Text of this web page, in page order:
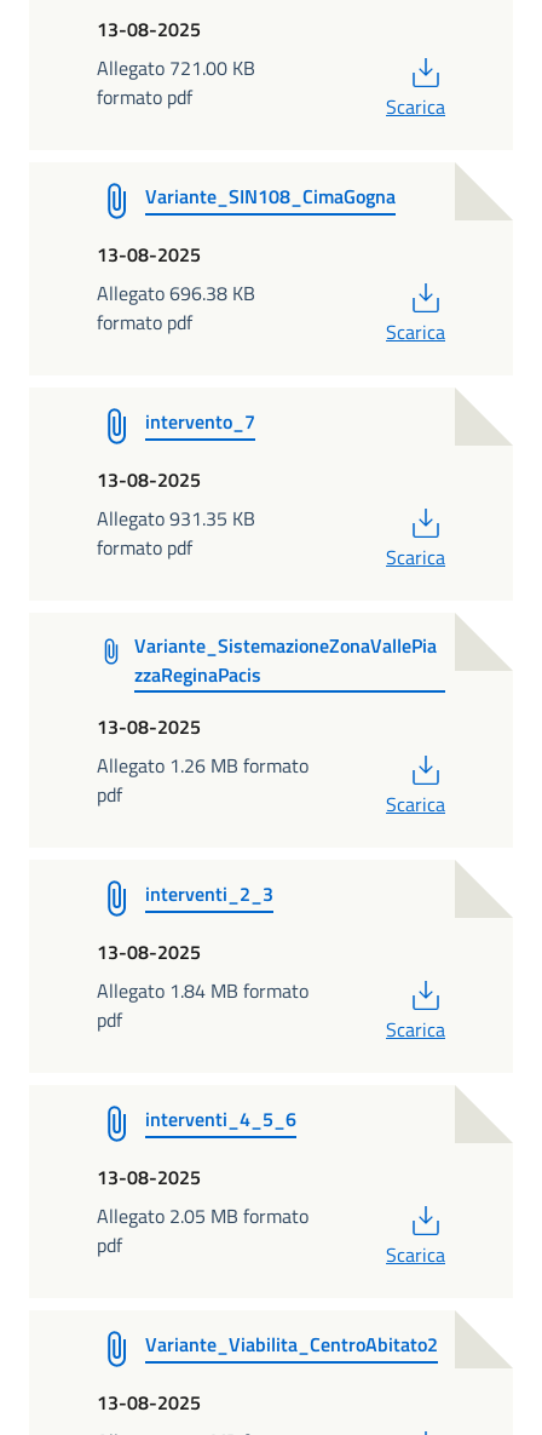
13-08-2025
Allegato 721.00 KB
formato pdf
Scarica
Variante_SIN108_CimaGogna
13-08-2025
Allegato 696.38 KB
formato pdf
Scarica
intervento_7
13-08-2025
Allegato 931.35 KB
formato pdf
Scarica
Variante_SistemazioneZonaVallePia
zzaReginaPacis
13-08-2025
Allegato 1.26 MB formato
pdf
Scarica
interventi_2_3
13-08-2025
Allegato 1.84 MB formato
pdf
Scarica
interventi_4_5_6
13-08-2025
Allegato 2.05 MB formato
pdf
Scarica
Variante_Viabilita_CentroAbitato2
13-08-2025